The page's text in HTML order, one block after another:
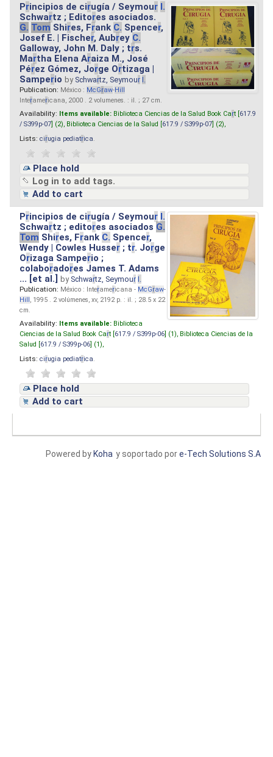
Principios de cirugía / Seymour I.
Schwartz ; Editores asociados.
G. Tom Shires, Frank C. Spencer,
Josef E. | Fischer, Aubrey C.
Galloway, John M. Daly ; trs.
Martha Elena Araiza M., José
Pérez Gómez, Jorge Ortizaga |
Samperio by Schwartz, Seymour I.
Publication: México : McGraw-Hill
Interamericana, 2000 . 2 volumenes. : il. ; 27 cm.
Availability: Items available: Biblioteca Ciencias de la Salud Book Cart [ 617.9
/ S399p-07 ] (2), Biblioteca Ciencias de la Salud [ 617.9 / S399p-07 ] (2),
Lists: cirugia pediatrica
Place hold
Log in to add tags.
Add to cart
Principios de cirugía / Seymour I.
Schwartz ; editores asociados G.
Tom Shires, Frank C. Spencer,
Wendy | Cowles Husser ; tr. Jorge
Orizaga Samperio ;
colaboradores James T. Adams
... [et al.]by Schwartz, Seymour I.
Publication: México : Interamericana - McGraw-
Hill, 1995 . 2 volúmenes, xv, 2192 p. : il. ; 28.5 x 22
cm.
Availability: Items available: Biblioteca
Ciencias de la Salud Book Cart [ 617.9 / S399p-06 ] (1), Biblioteca Ciencias de la
Salud [ 617.9 / S399p-06 ] (1),
Lists: cirugia pediatrica
Place hold
Add to cart
y soportado pore-Tech Solutions S.A
Powered by Koha